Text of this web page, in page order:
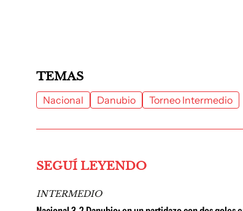
TEMAS
Nacional Danubio Torneo Intermedio
SEGUÍ LEYENDO
INTERMEDIO